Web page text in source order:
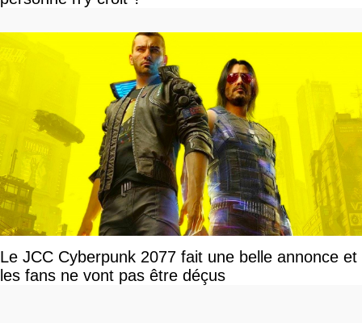
Le JCC Cyberpunk 2077 fait une belle annonce et
les fans ne vont pas être déçus